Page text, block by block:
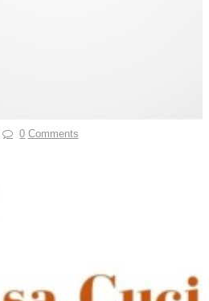
0 Comments